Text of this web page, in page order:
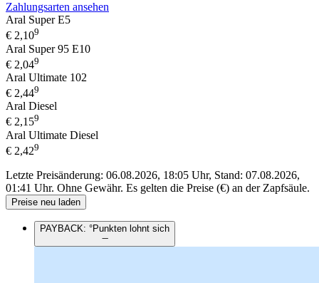
Zahlungsarten ansehen
Aral Super E5
€ 2,109
Aral Super 95 E10
€ 2,049
Aral Ultimate 102
€ 2,449
Aral Diesel
€ 2,159
Aral Ultimate Diesel
€ 2,429
Letzte Preisänderung: 06.08.2026, 18:05 Uhr, Stand: 07.08.2026,
01:41 Uhr. Ohne Gewähr. Es gelten die Preise (€) an der Zapfsäule.
Preise neu laden
PAYBACK: °Punkten lohnt sich